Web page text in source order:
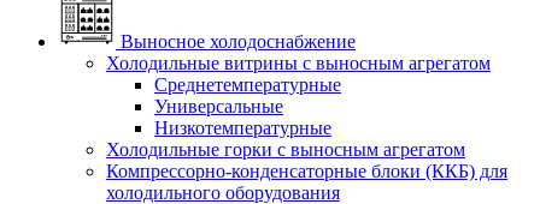
Выносное холодоснабжение
Холодильные витрины с выносным агрегатом
Среднетемпературные
Универсальные
Низкотемпературные
Холодильные горки с выносным агрегатом
Компрессорно-конденсаторные блоки (ККБ) для
холодильного оборудования